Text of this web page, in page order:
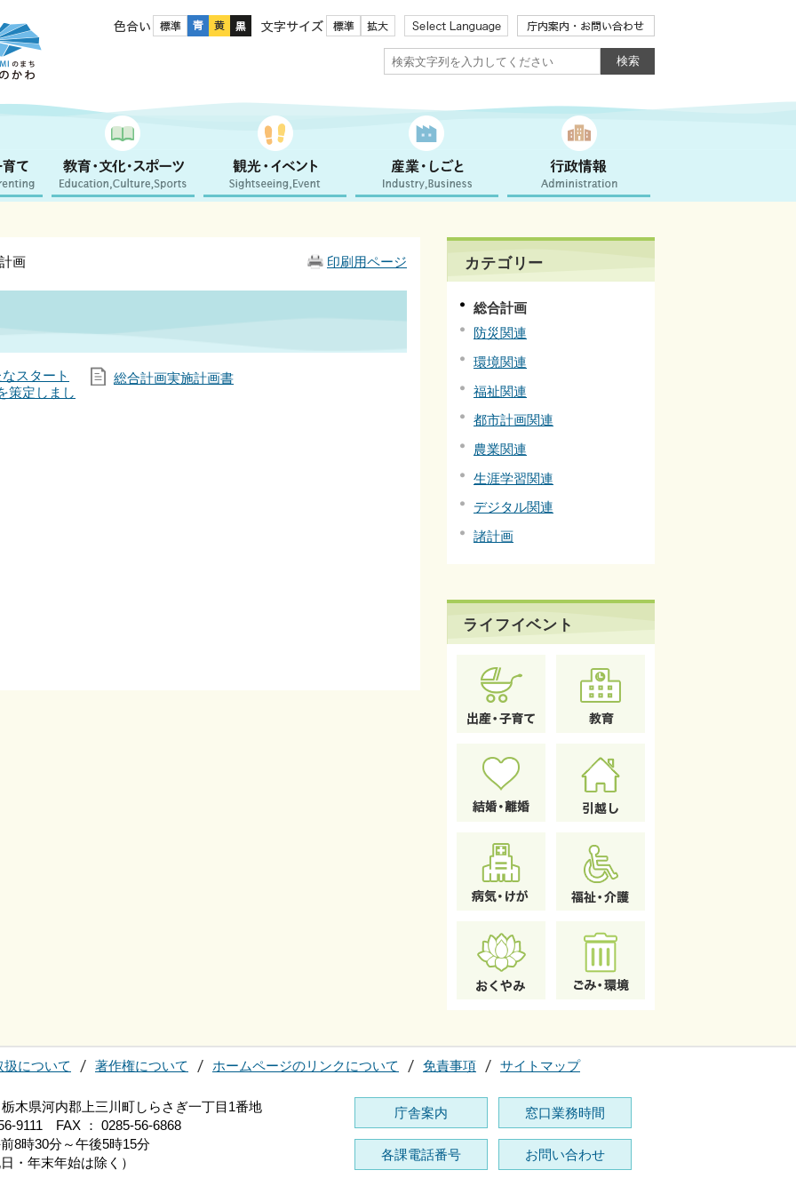
色合い 文字サイズ
印刷用ページ
画
スタート
策定しまし
総合計画実施計画書
カテゴリー
総合計画
防災関連
環境関連
福祉関連
都市計画関連
農業関連
生涯学習関連
デジタル関連
諸計画
ライフイベント
について 著作権について ホームページのリンクについて 免責事項 サイトマップ
木県河内郡上三川町しらさぎ一丁目1番地
9111 FAX ： 0285-56-6868
8時30分～午後5時15分
・年末年始は除く）
庁舎案内 窓口業務時間
各課電話番号 お問い合わせ